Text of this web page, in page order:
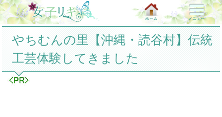
やちむんの里【沖縄・読谷村】伝統
工芸体験してきました